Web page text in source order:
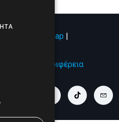
Sitemap |
Reserved
Περιφέρεια
Θράκης
linkedin linkinstagram link
tiktok link